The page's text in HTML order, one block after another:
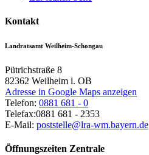
Kontakt
Landratsamt Weilheim-Schongau
Pütrichstraße 8
82362 Weilheim i. OB
Adresse in Google Maps anzeigen
Telefon: 0881 681 - 0
Telefax:0881 681 - 2353
E-Mail: poststelle@lra-wm.bayern.de
Öffnungszeiten Zentrale